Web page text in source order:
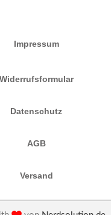
Impressum
Widerrufsformular
Datenschutz
AGB
Versand